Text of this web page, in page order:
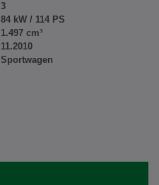
3
84 kW / 114 PS
1.497 cm³
11.2010
Sportwagen